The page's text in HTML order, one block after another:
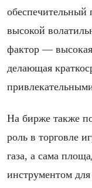
обеспечительный
высокой
фактор — высокая
делающая
На бирже также
роль в торговле
газа, а сама
инструментом